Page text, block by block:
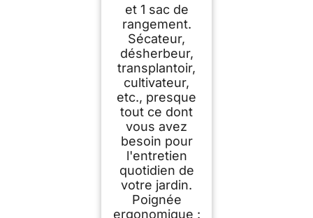
et 1 sac de
rangement.
Sécateur,
désherbeur,
transplantoir,
cultivateur,
etc., presque
tout ce dont
vous avez
besoin pour
l'entretien
quotidien de
votre jardin.
Poignée
ergonomique :